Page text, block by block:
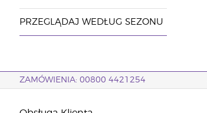
PRZEGLĄDAJ WEDŁUG SEZONU
ZAMÓWIENIA: 00800 4421254